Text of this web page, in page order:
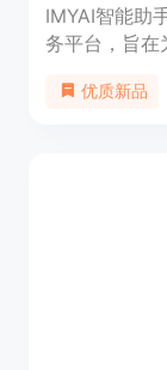
IMYAI智能助
务平台，旨在
先进的人工
优质新品